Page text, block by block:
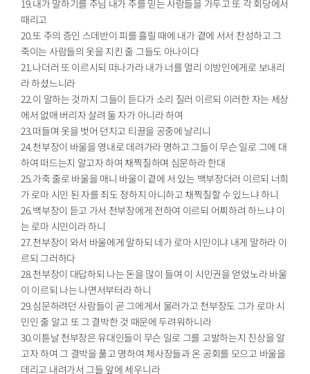
19.내가 말하기를 주님 내가 주를 믿는 사람들을 가두고 또 각 회당에서
때리고
20.또 주의 증인 스데반이 피를 흘릴 때에 내가 곁에 서서 찬성하고 그
죽이는 사람들의 옷을 지킨 줄 그들도 아나이다
21.나더러 또 이르시되 떠나가라 내가 너를 멀리 이방인에게로 보내리
라 하셨느니라
22.이 말하는 것까지 그들이 듣다가 소리 질러 이르되 이러한 자는 세상
에서 없애 버리자 살려 둘 자가 아니라 하여
23.떠들며 옷을 벗어 던지고 티끌을 공중에 날리니
24.천부장이 바울을 영내로 데려가라 명하고 그들이 무슨 일로 그에 대
하여 떠드는지 알고자 하여 채찍질하며 심문하라 한대
25.가죽 줄로 바울을 매니 바울이 곁에 서 있는 백부장더러 이르되 너희
가 로마 시민 된 자를 죄도 정하지 아니하고 채찍질할 수 있느냐 하니
26.백부장이 듣고 가서 천부장에게 전하여 이르되 어찌하려 하느냐 이
는 로마 시민이라 하니
27.천부장이 와서 바울에게 말하되 네가 로마 시민이냐 내게 말하라 이
르되 그러하다
28.천부장이 대답하되 나는 돈을 많이 들여 이 시민권을 얻었노라 바울
이 이르되 나는 나면서부터라 하니
29.심문하려던 사람들이 곧 그에게서 물러가고 천부장도 그가 로마 시
민인 줄 알고 또 그 결박한 것 때문에 두려워하니라
30.이튿날 천부장은 유대인들이 무슨 일로 그를 고발하는지 진상을 알
고자 하여 그 결박을 풀고 명하여 제사장들과 온 공회를 모으고 바울을
데리고 내려가서 그들 앞에 세우니라